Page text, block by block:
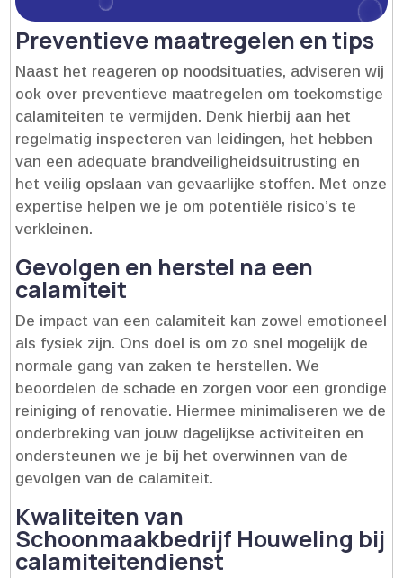
Preventieve maatregelen en tips
Naast het reageren op noodsituaties, adviseren wij
ook over preventieve maatregelen om toekomstige
calamiteiten te vermijden.​ Denk hierbij aan het
regelmatig inspecteren van leidingen, het hebben
van een adequate brandveiligheidsuitrusting en
het veilig opslaan van gevaarlijke stoffen.​ Met onze
expertise helpen we je om potentiële risico’s te
verkleinen.​
Gevolgen en herstel na een
calamiteit
De impact van een calamiteit kan zowel emotioneel
als fysiek zijn.​ Ons doel is om zo snel mogelijk de
normale gang van zaken te herstellen.​ We
beoordelen de schade en zorgen voor een grondige
reiniging of renovatie.​ Hiermee minimaliseren we de
onderbreking van jouw dagelijkse activiteiten en
ondersteunen we je bij het overwinnen van de
gevolgen van de calamiteit.​
Kwaliteiten van
Schoonmaakbedrijf Houweling bij
calamiteitendienst